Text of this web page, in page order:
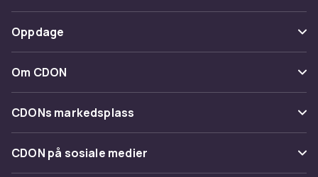
Spor pakke
Angre & returner her
Kontakt oss
Betaling
Levering
Tilbakekallinger
Oppdage
Kategorier
Varemerker
Om CDON
Om oss
Kundeanmeldelser
Jobbe på CDON
CDONs markedsplass
Merchant Help Center
CDON på sosiale medier